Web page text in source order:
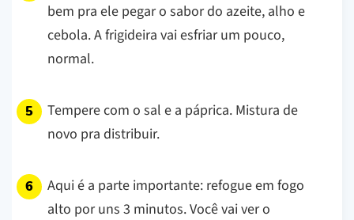
bem pra ele pegar o sabor do azeite, alho e
cebola. A frigideira vai esfriar um pouco,
normal.
Tempere com o sal e a páprica. Mistura de
novo pra distribuir.
Aqui é a parte importante: refogue em fogo
alto por uns 3 minutos. Você vai ver o